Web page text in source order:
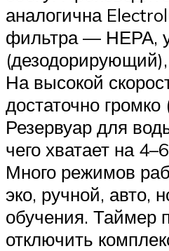
аналогична
фильтра — НЕРА,
На высокой
достаточно
Резервуар для
чего хватает на
Много режимов
эко, ручной, авто,
обучения. Таймер
отключить